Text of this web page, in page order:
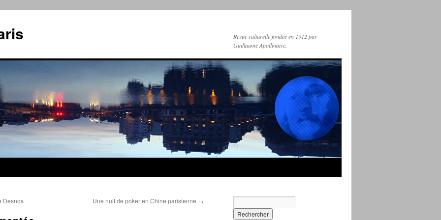
Revue culturelle fondée en 1912 par
Guillaume Apollinaire.
Desnos Une nuit de poker en Chine parisienne →